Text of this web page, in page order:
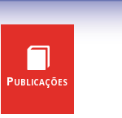
Publicações